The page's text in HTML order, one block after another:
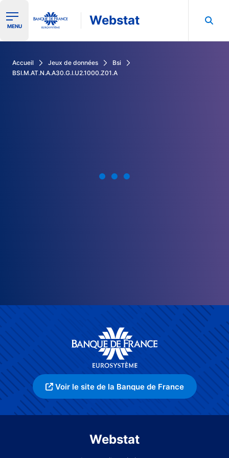
Ouvrir le menu de navigation
MENU Webstat
Accueil Jeux de données
Bsi
BSI.M.AT.N.A.A30.G.I.U2.1000.Z01.A
Voir le site de la Banque de France
Webstat